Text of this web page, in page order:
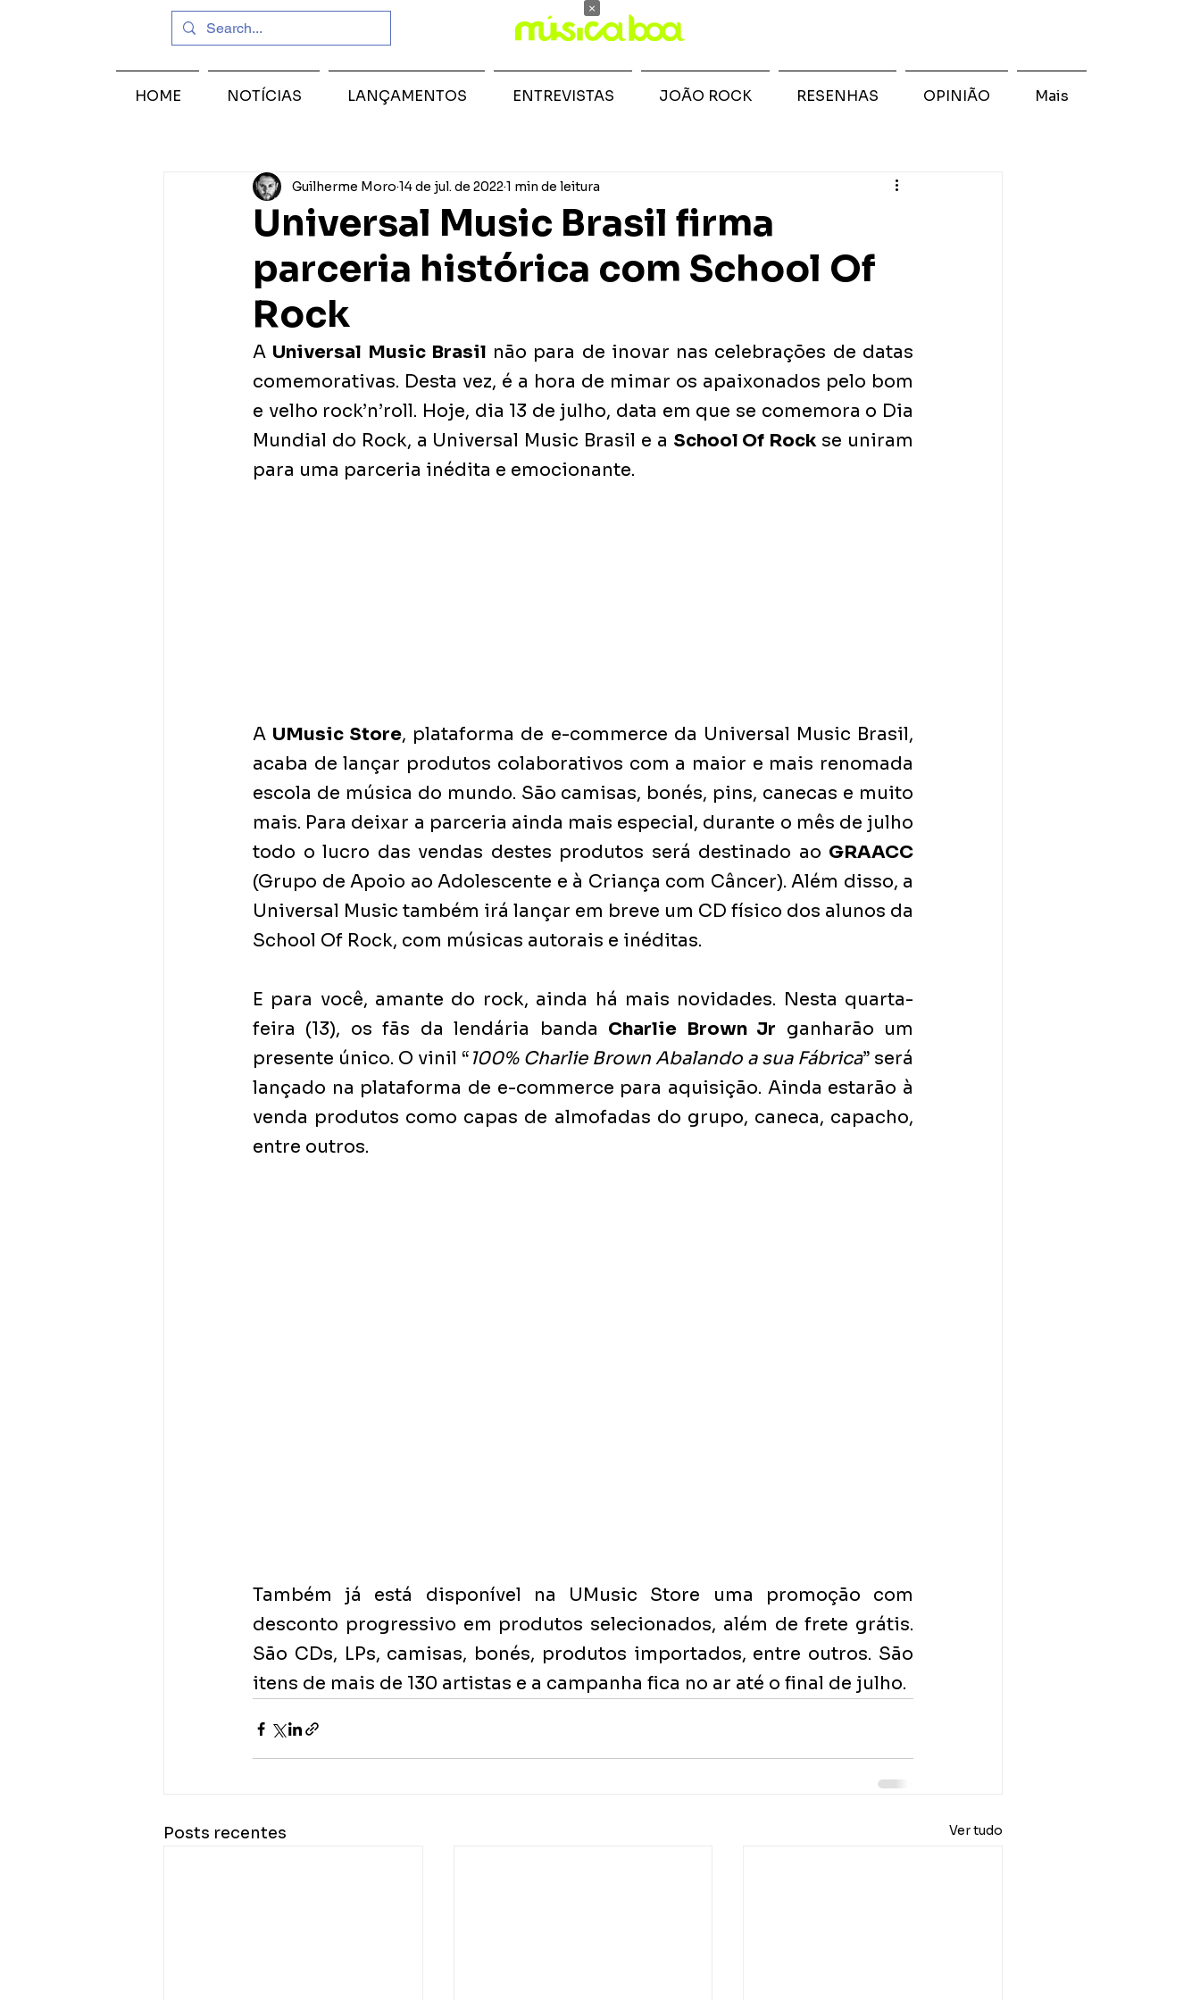
Universal Music Brasil firma
parceria histórica com School Of
Rock
Guilherme Moro 14 de jul. de 2022 1 min de leitura
A Universal Music Brasil não para de inovar nas celebrações de datas
comemorativas. Desta vez, é a hora de mimar os apaixonados pelo bom
e velho rock’n’roll. Hoje, dia 13 de julho, data em que se comemora o Dia
Mundial do Rock, a Universal Music Brasil e a School Of Rock se uniram
para uma parceria inédita e emocionante.
A UMusic Store, plataforma de e-commerce da Universal Music Brasil,
acaba de lançar produtos colaborativos com a maior e mais renomada
escola de música do mundo. São camisas, bonés, pins, canecas e muito
mais. Para deixar a parceria ainda mais especial, durante o mês de julho
todo o lucro das vendas destes produtos será destinado ao GRAACC
(Grupo de Apoio ao Adolescente e à Criança com Câncer). Além disso, a
Universal Music também irá lançar em breve um CD físico dos alunos da
School Of Rock, com músicas autorais e inéditas.
E para você, amante do rock, ainda há mais novidades. Nesta quarta-
feira (13), os fãs da lendária banda Charlie Brown Jr ganharão um
presente único. O vinil “ 100% Charlie Brown Abalando a sua Fábrica” será
lançado na plataforma de e-commerce para aquisição. Ainda estarão à
venda produtos como capas de almofadas do grupo, caneca, capacho,
entre outros.
Também já está disponível na UMusic Store uma promoção com
desconto progressivo em produtos selecionados, além de frete grátis.
São CDs, LPs, camisas, bonés, produtos importados, entre outros. São
itens de mais de 130 artistas e a campanha fica no ar até o final de julho.
Posts recentes Ver tudo
HOME NOTÍCIAS LANÇAMENTOS ENTREVISTAS JOÃO ROCK RESENHAS OPINIÃO Mais
×